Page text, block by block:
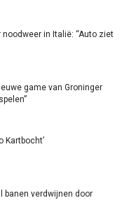
in Italië: “Auto ziet
game van Groninger
Kartbocht’
banen verdwijnen door